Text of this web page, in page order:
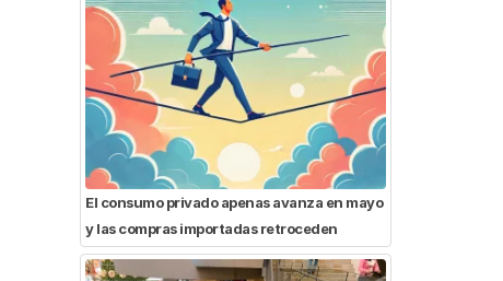
El consumo privado apenas avanza en mayo
y las compras importadas retroceden